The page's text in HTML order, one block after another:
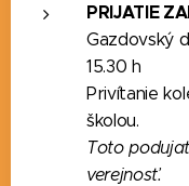
PRIJATIE
Gazdovský
15.30 h
Privítanie
školou.
Toto
verejnosť.